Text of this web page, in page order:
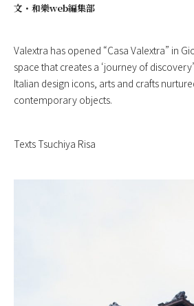
文・ 和樂web編集部
Valextra has opened “Casa Valextra” in
space that creates a ‘journey of
Italian design icons, arts and crafts
contemporary objects.
Texts Tsuchiya Risa